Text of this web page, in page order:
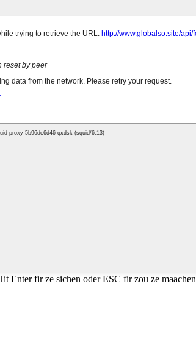
Enter fir ze sichen oder ESC fir zou ze maachen